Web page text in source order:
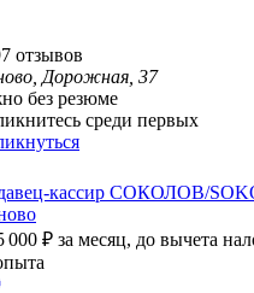
отзывов
Дорожная, 37
без резюме
среди первых
кассир СОКОЛОВ/
000 ₽ за месяц, до вычета